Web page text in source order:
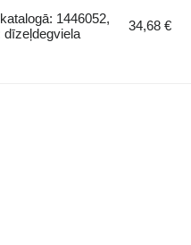
1446052,
dīzeļdegviela
34,68 €